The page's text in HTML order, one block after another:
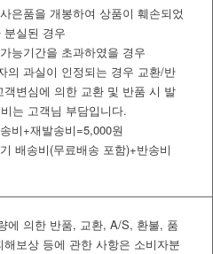
은품을 개봉하여 상품이 훼손되었
분실된 경우
능기간을 초과하였을 경우
의 과실이 인정되는 경우 교환/반
객변심에 의한 교환 및 반품 시 발
는 고객님 부담입니다.
비+재발송비=5,000원
배송비(무료배송 포함)+반송비
에 의한 반품, 교환, A/S, 환불, 품
해보상 등에 관한 사항은 소비자분